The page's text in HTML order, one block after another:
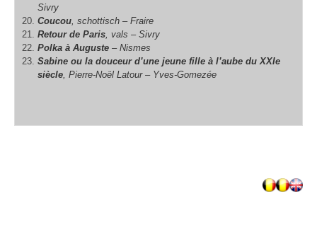
Sivry
Coucou , schottisch – Fraire
Retour de Paris , vals – Sivry
Polka à Auguste – Nismes
Sabine ou la douceur d’une jeune fille à l’aube du XXIe
siècle , Pierre-Noël Latour – Yves-Gomezée